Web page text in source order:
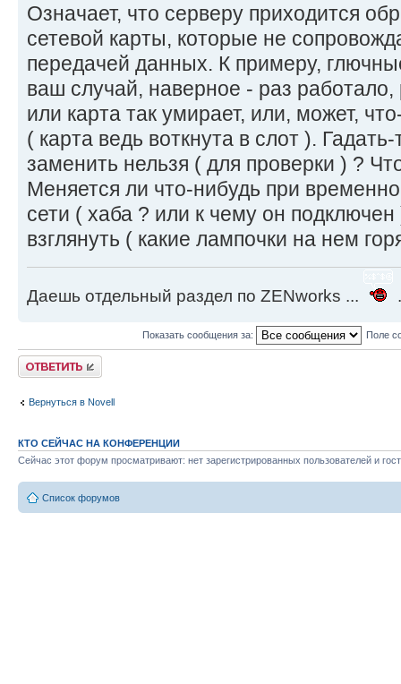
Означает, что серверу приходится
сетевой карты, которые не
передачей данных. К примеру,
ваш случай, наверное - раз
или карта так умирает, или, может,
( карта ведь воткнута в слот ).
заменить нельзя ( для проверки ) ?
Меняется ли что-нибудь при
сети ( хаба ? или к чему он
взглянуть ( какие лампочки на нем
Даешь отдельный раздел по ZENworks ...
Показать сообщения за: Поле
Ответить
Вернуться в Novell
КТО СЕЙЧАС НА КОНФЕРЕНЦИИ
Сейчас этот форум просматривают: нет зарегистрированных пользователей и
Список форумов